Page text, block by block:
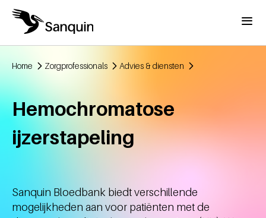
Overslaan en naar de inhoud gaan
Menu
Kruimelpad
Home Zorgprofessionals Advies & diensten
Hemochromatose
ijzerstapeling
Sanquin Bloedbank biedt verschillende
mogelijkheden aan voor patiënten met de